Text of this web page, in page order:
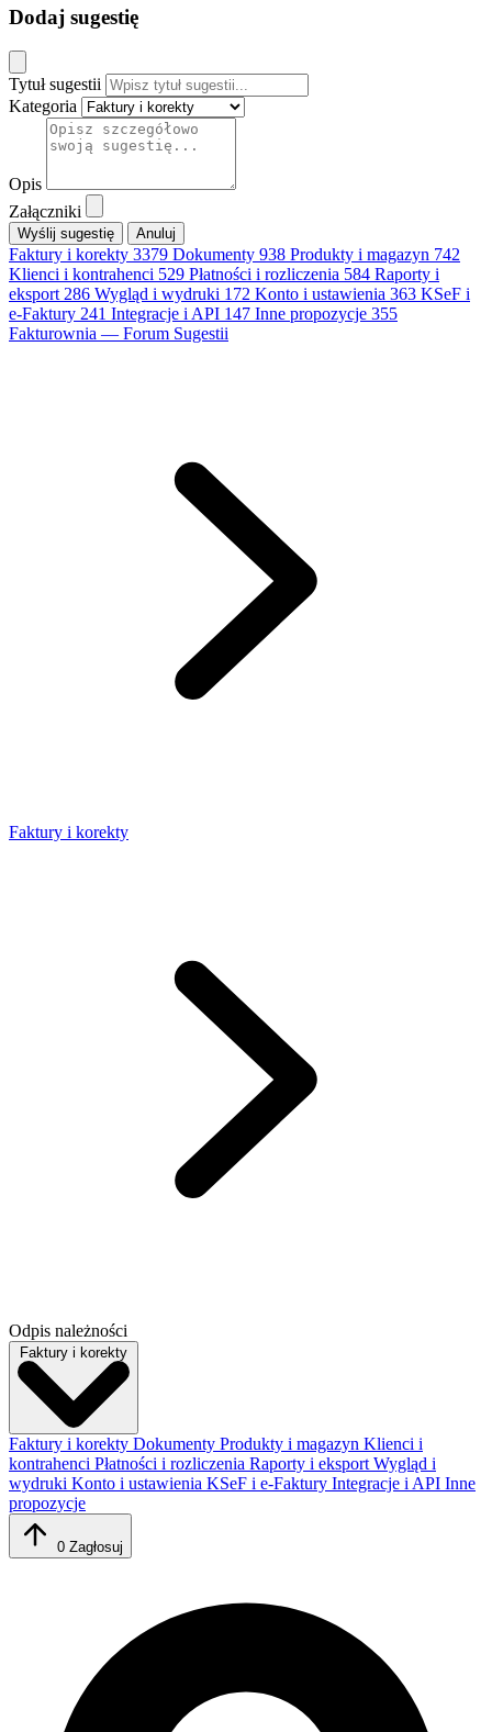
Dodaj sugestię
Tytuł sugestii
Kategoria
Opis
Załączniki
Anuluj
Faktury i korekty 3379 Dokumenty 938 Produkty i magazyn 742
Klienci i kontrahenci 529 Płatności i rozliczenia 584 Raporty i
eksport 286 Wygląd i wydruki 172 Konto i ustawienia 363 KSeF i
e-Faktury 241 Integracje i API 147 Inne propozycje 355
Fakturownia — Forum Sugestii
Faktury i korekty
Odpis należności
Faktury i korekty
Faktury i korekty Dokumenty Produkty i magazyn Klienci i
kontrahenci Płatności i rozliczenia Raporty i eksport Wygląd i
wydruki Konto i ustawienia KSeF i e-Faktury Integracje i API Inne
propozycje
0 Zagłosuj